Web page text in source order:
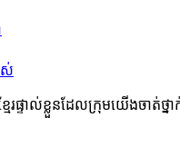
ស់
ទាល់ខ្លួនដែលក្រុមយើងចាត់ថ្ន